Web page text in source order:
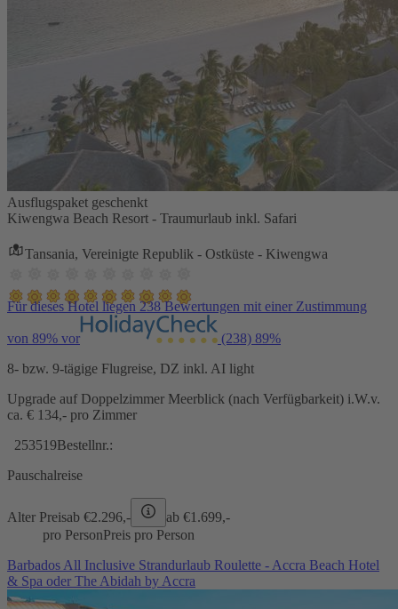
Ausflugspaket geschenkt
Kiwengwa Beach Resort - Traumurlaub inkl. Safari
Tansania, Vereinigte Republik - Ostküste - Kiwengwa
Für dieses Hotel liegen 238 Bewertungen mit einer Zustimmung
von 89% vor (238) 89%
8- bzw. 9-tägige Flugreise, DZ inkl. AI light
Upgrade auf Doppelzimmer Meerblick (nach Verfügbarkeit) i.W.v.
ca. € 134,- pro Zimmer
253519Bestellnr.:
Pauschalreise
Alter Preisab €2.296,- ab €1.699,-
pro PersonPreis pro Person
Barbados All Inclusive Strandurlaub Roulette - Accra Beach Hotel
& Spa oder The Abidah by Accra